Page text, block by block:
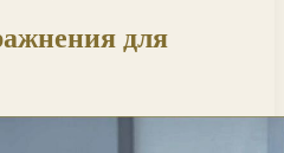
для